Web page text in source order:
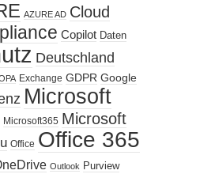
AZURE AD Cloud
Copilot Daten
Deutschland
Exchange GDPR Google
Microsoft
Microsoft365 Microsoft
Office Office 365
Outlook Purview